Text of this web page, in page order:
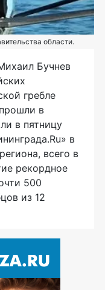
области.
Бучнев
гребле
в
в пятницу
в
всего в
рекордное
500
из 12